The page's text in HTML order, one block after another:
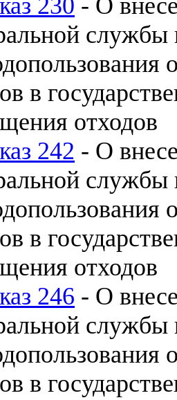
службы
в
отходов
242 - О
службы
в
отходов
246 - О
службы
в